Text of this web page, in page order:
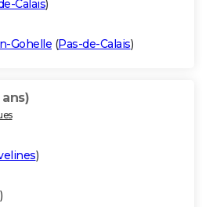
Calais)
Gohelle (Pas-de-Calais)
ans)
)
)